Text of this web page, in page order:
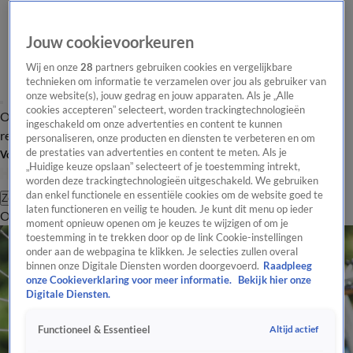
Overzicht Laatste nieuws Regionieuws Het beste van Hart
Tip de
redactie
Volg Hart van Nederland
Zoeken
OverzichtRegioUitzendingenWeerTip de redactiePanelVideo's
Jouw cookievoorkeuren
Wij en onze28 partners gebruiken cookies en vergelijkbare
technieken om informatie te verzamelen over jou als gebruiker van
onze website(s), jouw gedrag en jouw apparaten. Als je „Alle
cookies accepteren” selecteert, worden trackingtechnologieën
ingeschakeld om onze advertenties en content te kunnen
personaliseren, onze producten en diensten te verbeteren en om
de prestaties van advertenties en content te meten. Als je
„Huidige keuze opslaan” selecteert of je toestemming intrekt,
worden deze trackingtechnologieën uitgeschakeld. We gebruiken
dan enkel functionele en essentiële cookies om de website goed te
laten functioneren en veilig te houden. Je kunt dit menu op ieder
moment opnieuw openen om je keuzes te wijzigen of om je
toestemming in te trekken door op de link Cookie-instellingen
onder aan de webpagina te klikken. Je selecties zullen overal
binnen onze Digitale Diensten worden doorgevoerd. Raadpleeg
onze Cookieverklaring voor meer informatie.
Bekijk hier onze
Digitale Diensten.
Functioneel & Essentieel Altijd actief